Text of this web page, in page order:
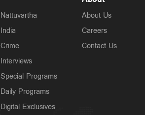
Nattuvartha
India
Crime
Interviews
Special Programs
Daily Programs
Digital Exclusives
About Us
Careers
Contact Us